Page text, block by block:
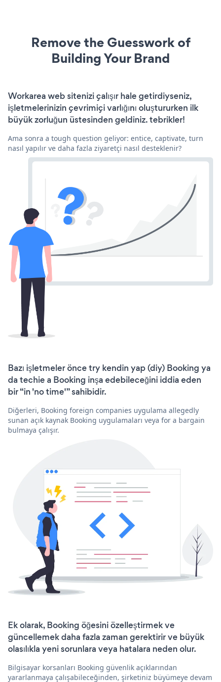
Remove the Guesswork of
Building Your Brand
Workarea web sitenizi çalışır hale getirdiyseniz,
işletmelerinizin çevrimiçi varlığını oluştururken ilk
büyük zorluğun üstesinden geldiniz. tebrikler!
Ama sonra a tough question geliyor: entice, captivate, turn
nasıl yapılır ve daha fazla ziyaretçi nasıl desteklenir?
Bazı işletmeler önce try kendin yap (diy) Booking ya
da techie a Booking inşa edebileceğini iddia eden
bir “in 'no time'” sahibidir.
Diğerleri, Booking foreign companies uygulama allegedly
sunan açık kaynak Booking uygulamaları veya for a bargain
bulmaya çalışır.
Ek olarak, Booking öğesini özelleştirmek ve
güncellemek daha fazla zaman gerektirir ve büyük
olasılıkla yeni sorunlara veya hatalara neden olur.
Bilgisayar korsanları Booking güvenlik açıklarından
yararlanmaya çalışabileceğinden, şirketiniz büyümeye devam